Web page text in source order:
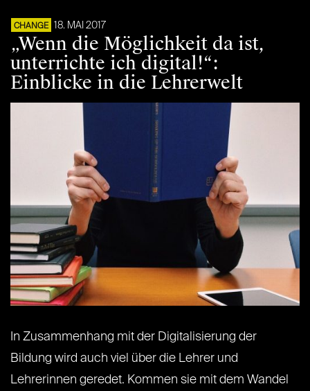
CHANGE 18. MAI 2017
„Wenn die Möglichkeit da ist,
unterrichte ich digital!“:
Einblicke in die Lehrerwelt
In Zusammenhang mit der Digitalisierung der
Bildung wird auch viel über die Lehrer und
Lehrerinnen geredet. Kommen sie mit dem Wandel